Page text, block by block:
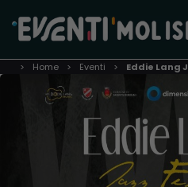
Home Eventi Eddie Lang